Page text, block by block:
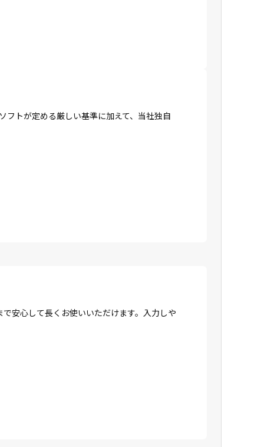
フトが定める厳しい基準に加えて、当社独自
安心して長くお使いいただけます。入力しや